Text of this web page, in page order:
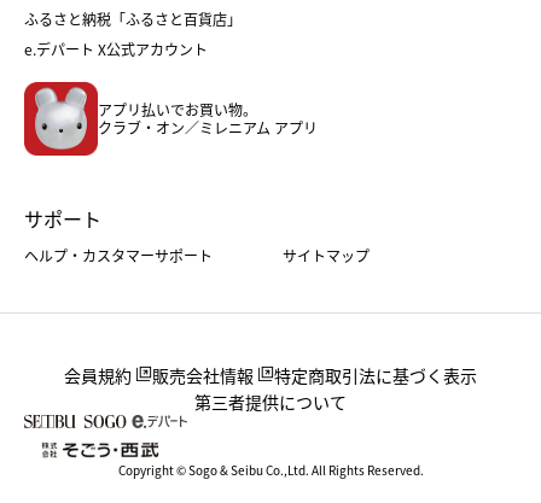
フード
ホーム・キッチン＆アート
ふるさと納税「ふるさと百貨店」
e.デパート X公式アカウント
アプリ払いでお買い物。
クラブ・オン／ミレニアム アプリ
サポート
ヘルプ・カスタマーサポート サイトマップ
会員規約 販売会社情報
特定商取引法に基づく表示
第三者提供について
Copyright © Sogo & Seibu Co.,Ltd. All Rights Reserved.